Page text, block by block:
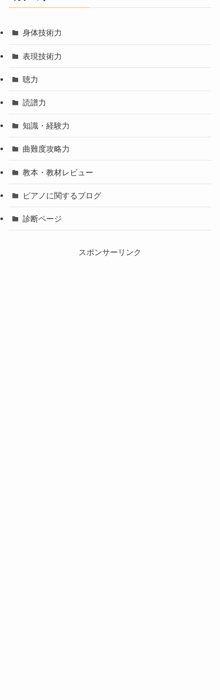
身体技術力
表現技術力
聴力
読譜力
知識・経験力
曲難度攻略力
教本・教材レビュー
ピアノに関するブログ
診断ページ
スポンサーリンク